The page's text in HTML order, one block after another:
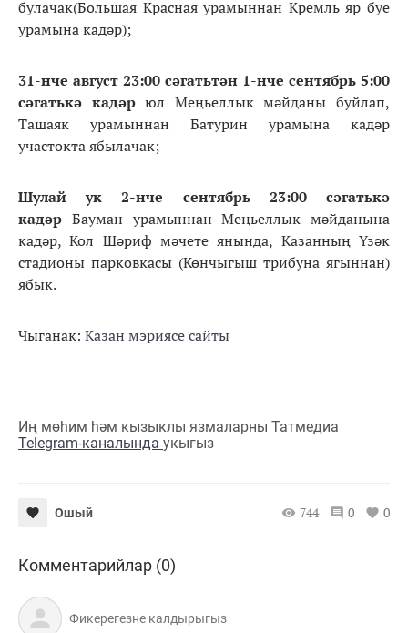
булачак(Большая Красная урамыннан Кремль яр буе
урамына кадәр);
31-нче август 23:00 сәгатьтән 1-нче сентябрь 5:00
сәгатькә кадәрюл Меңьеллык мәйданы буйлап,
Ташаяк урамыннан Батурин урамына кадәр
участокта ябылачак;
Шулай ук 2-нче сентябрь 23:00 сәгатькә
кадәр Бауман урамыннан Меңьеллык мәйданына
кадәр, Кол Шәриф мәчете янында, Казанның Үзәк
стадионы парковкасы (Көнчыгыш трибуна ягыннан)
ябык.
Чыганак: Казан мэриясе сайты
Иң мөһим һәм кызыклы язмаларны Татмедиа
Telegram-каналында укыгыз
Ошый 744 0 0
Комментарийлар (0)